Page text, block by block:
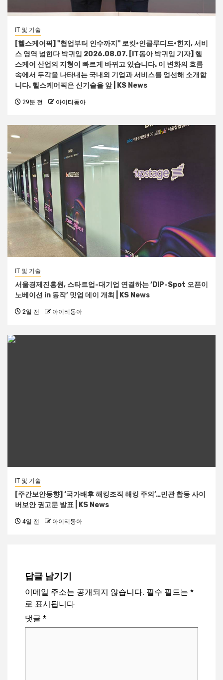
IT 및 기술
[헬스케어픽] "협업부터 인수까지" 로킷·인클루디드·힌지, 서비
스 영역 넓힌다 박귀임 2026.08.07. [IT동아 박귀임 기자] 헬
스케어 산업의 지형이 빠르게 바뀌고 있습니다. 이 변화의 흐름
속에서 두각을 나타내는 국내외 기업과 서비스를 엄선해 소개합
니다. 헬스케어픽은 신기술을 앞 | KS News
29분 전 아이티동아
IT 및 기술
서울경제진흥원, 스타트업-대기업 연결하는 ‘DIP-Spot 오픈이
노베이션 in 동작’ 밋업 데이 개최 | KS News
2일 전 아이티동아
IT 및 기술
[주간보안동향] ‘국가배후 해킹조직 해킹 주의’…민관 합동 사이
버보안 권고문 발표 | KS News
4일 전 아이티동아
답글 남기기
이메일 주소는 공개되지 않습니다. 필수 필드는 *
로 표시됩니다
댓글 *